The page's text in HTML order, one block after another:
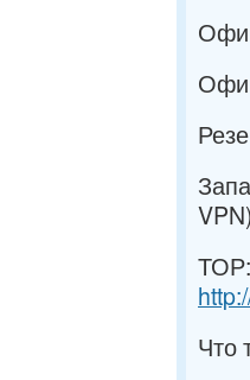
ТОР:
Что